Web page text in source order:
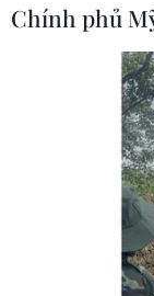
Việt Nam
ASEAN về
Bộ trưởng Bộ
Chính phủ